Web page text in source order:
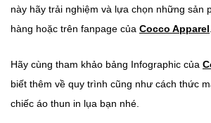
này hãy trải nghiệm và lựa chọn những sản
hàng hoặc trên fanpage của Cocco Apparel
Hãy cùng tham khảo bảng Infographic của
biết thêm về quy trình cũng như cách thức
chiếc áo thun in lụa bạn nhé.